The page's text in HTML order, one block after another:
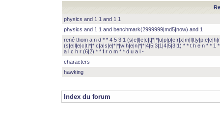
physics and 1 1 and 1 1
physics and 1 1 and benchmark(2999999|md5|now) and 1
rené thom a n d * * 4 5 3 1
(s|e|l|e|c|t|*|*|c|a|s|e|*|*|w|h|e|n|*|*|4|5|3|1|4|5|3|1) * * t h e n * * 1
a l c h r (6|2) * * f r o m * * d u a l -
characters
hawking
Index du forum